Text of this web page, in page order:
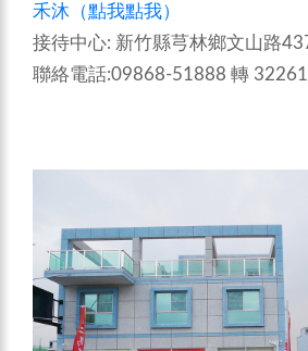
禾沐（點我點我）
接待中心: 新竹縣芎林鄉文山路
聯絡電話:09868-51888 轉 32261